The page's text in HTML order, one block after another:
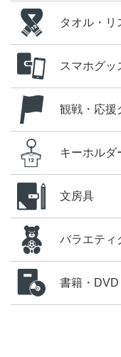
タオル・リ
スマホグッ
観戦・応援
キーホルダ
文房具
バラエティ
書籍・